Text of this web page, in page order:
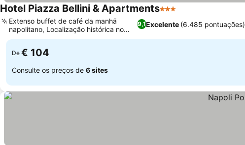
Hotel Piazza Bellini & Apartments3 Estrelas
9,1Excelente (6.485 pontuações)
Extenso buffet de café da manhã
napolitano, Localização histórica no
Centro Antico
De € 104
Consulte os preços de 6 sites